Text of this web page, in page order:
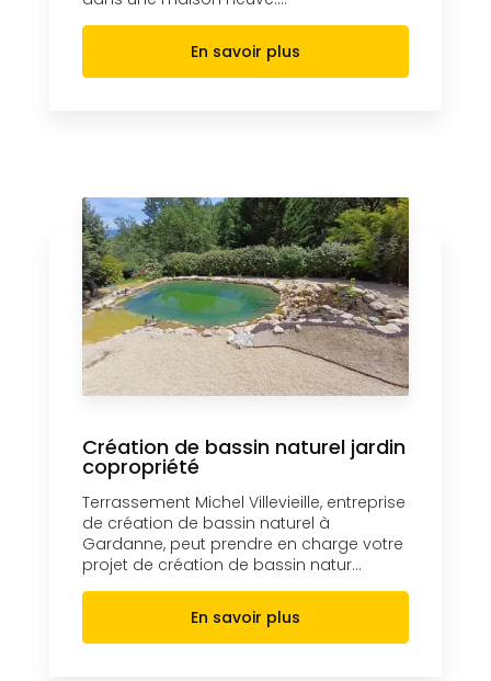
En savoir plus
Création de bassin naturel jardin
copropriété
Terrassement Michel Villevieille, entreprise
de création de bassin naturel à
Gardanne, peut prendre en charge votre
projet de création de bassin natur...
En savoir plus